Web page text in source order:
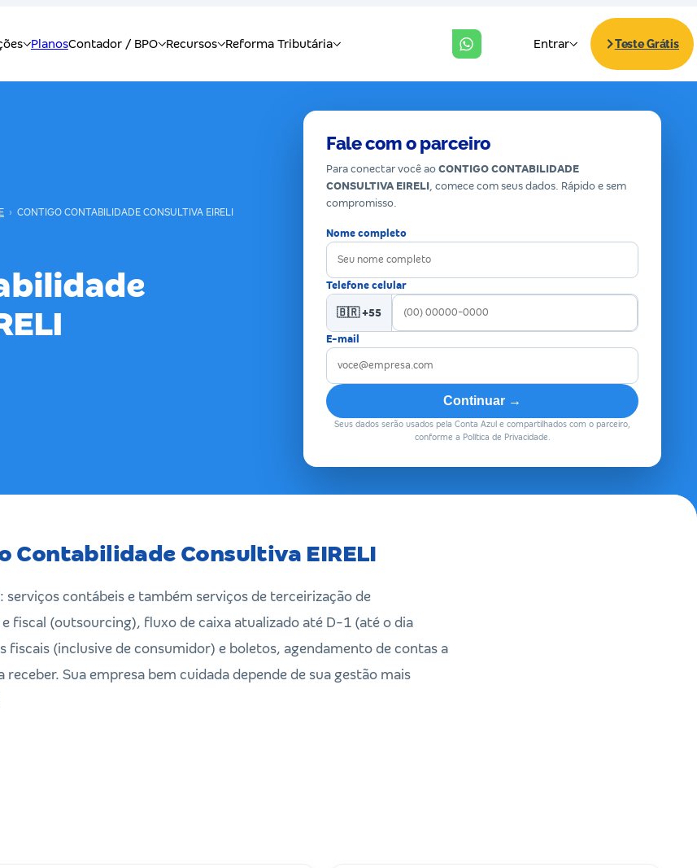
› CONTIGO CONTABILIDADE CONSULTIVA EIRELI
Fale com o parceiro
Para conectar você ao CONTIGO CONTABILIDADE
CONSULTIVA EIRELI, comece com seus dados. Rápido e sem
compromisso.
Nome completo
Telefone celular
🇧🇷 +55
E-mail
Continuar →
Seus dados serão usados pela Conta Azul e compartilhados com o parceiro,
conforme a Política de Privacidade.
Contabilidade Consultiva EIRELI
serviços contábeis e também serviços de terceirização de
fiscal (outsourcing), fluxo de caixa atualizado até D-1 (até o dia
fiscais (inclusive de consumidor) e boletos, agendamento de contas a
receber. Sua empresa bem cuidada depende de sua gestão mais